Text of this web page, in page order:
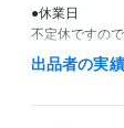
●休業日
不定休ですの
精神保健福祉
出品者の実